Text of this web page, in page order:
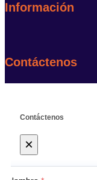
Información
Contáctenos
Contáctenos
×